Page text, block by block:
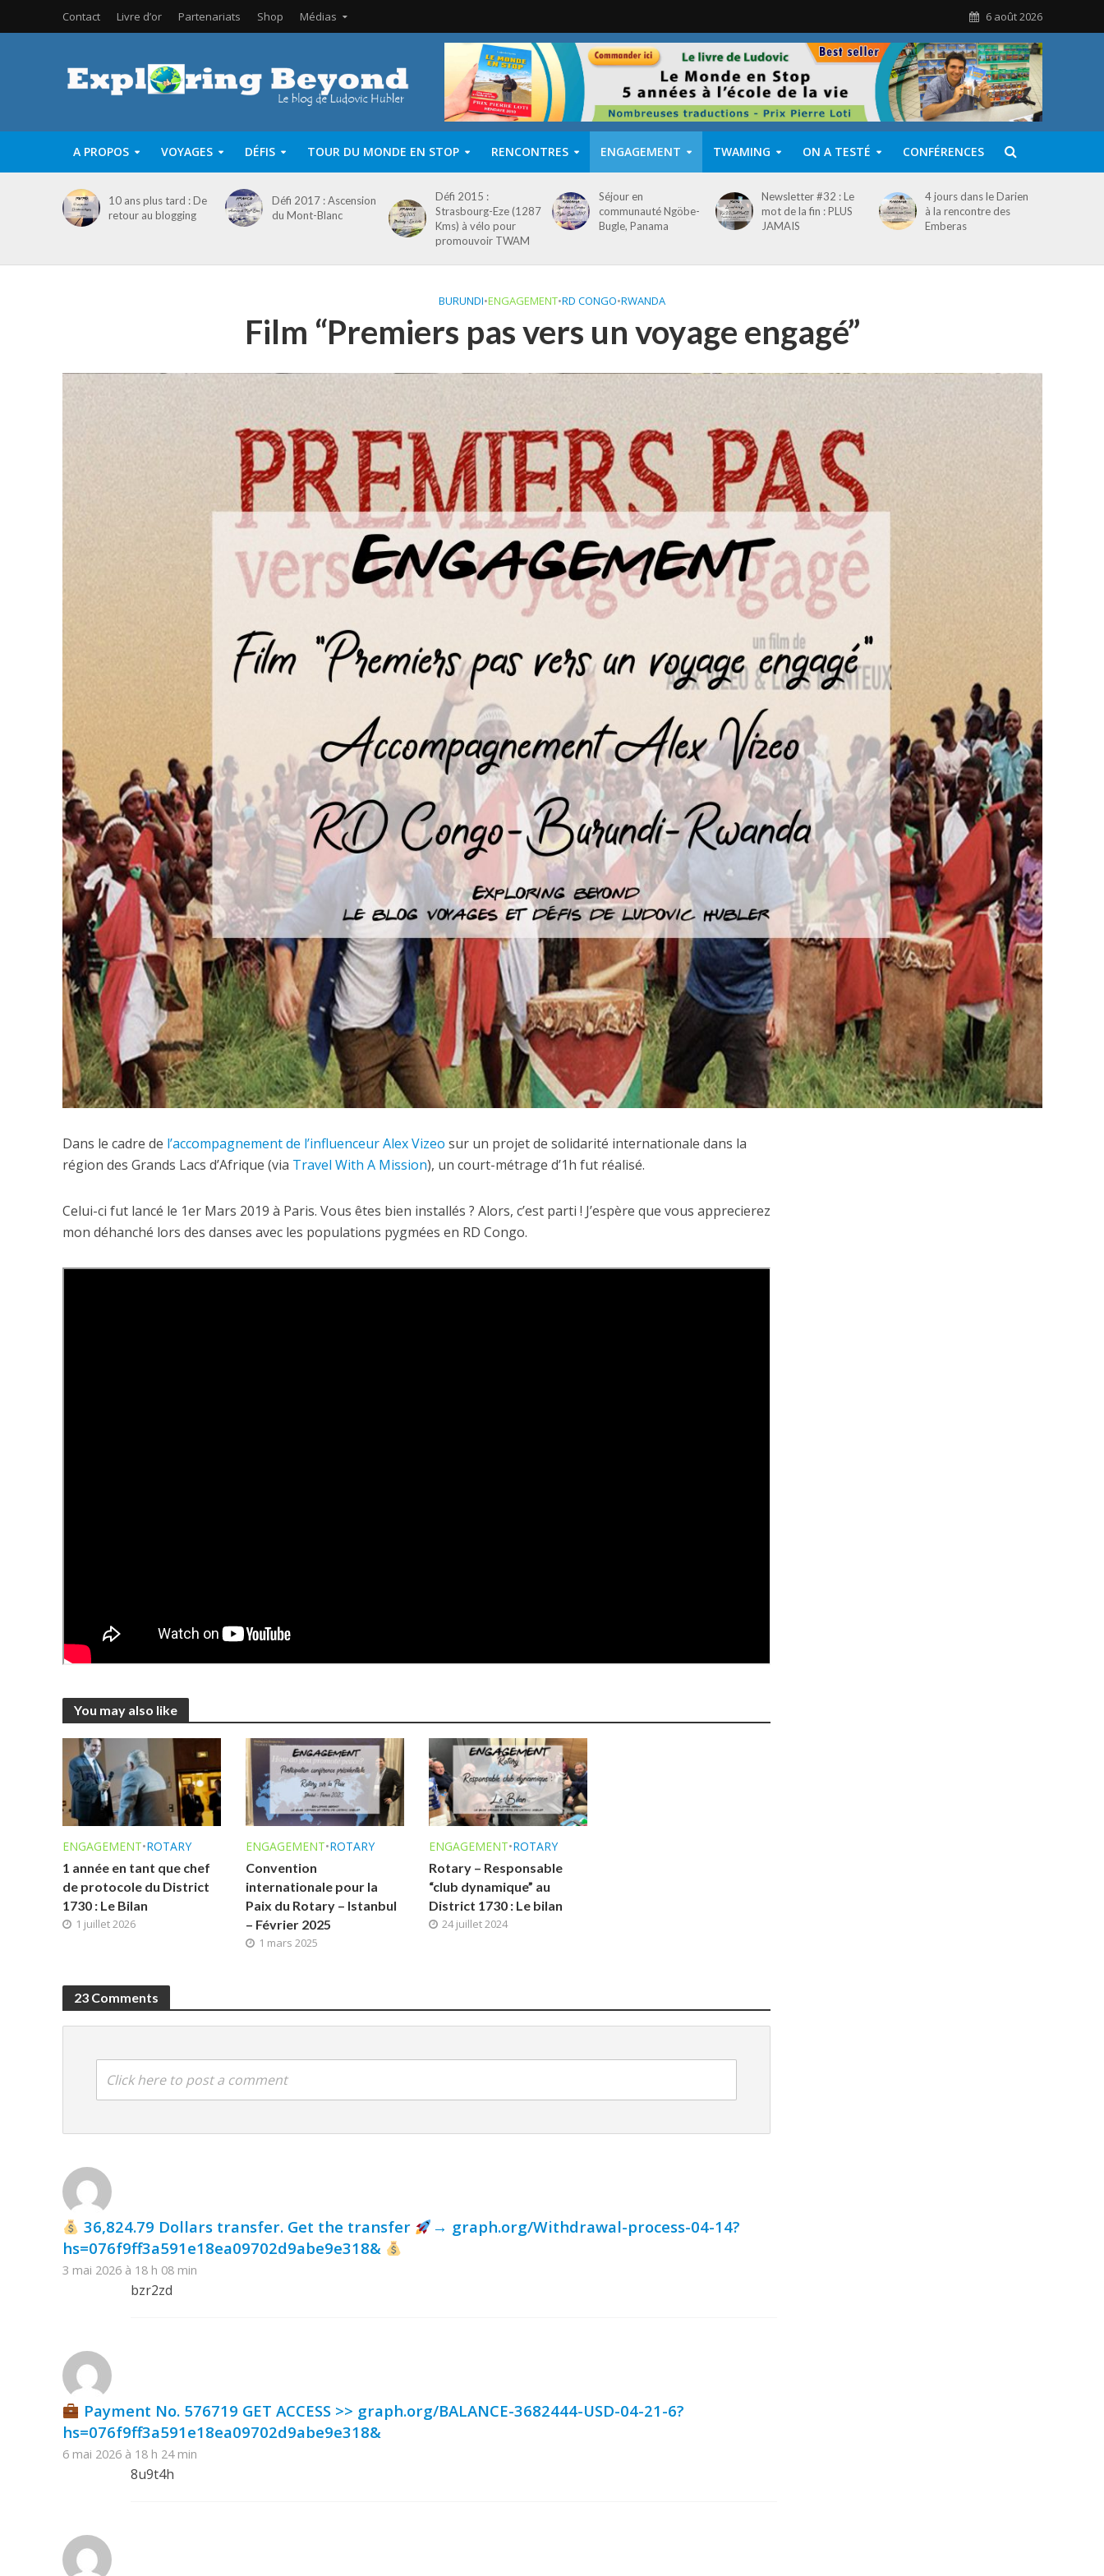
Contact Livre d’or Partenariats Shop Médias 6 août 2026
A PROPOS VOYAGES DÉFIS TOUR DU MONDE EN STOP RENCONTRES ENGAGEMENT TWAMING ON A TESTÉ CONFÉRENCES
10 ans plus tard : De
retour au blogging
Défi 2017 : Ascension
du Mont-Blanc
Défi 2015 :
Strasbourg-Eze (1287
Kms) à vélo pour
promouvoir TWAM
Séjour en
communauté Ngöbe-
Bugle, Panama
Newsletter #32 : Le
mot de la fin : PLUS
JAMAIS
4 jours dans le Darien
à la rencontre des
Emberas
BURUNDI•ENGAGEMENT•RD CONGO•RWANDA
Film “Premiers pas vers un voyage engagé”
Dans le cadre de l’accompagnement de l’influenceur Alex Vizeo sur un projet de solidarité internationale dans la
région des Grands Lacs d’Afrique (via Travel With A Mission), un court-métrage d’1h fut réalisé.
Celui-ci fut lancé le 1er Mars 2019 à Paris. Vous êtes bien installés ? Alors, c’est parti ! J’espère que vous apprecierez
mon déhanché lors des danses avec les populations pygmées en RD Congo.
You may also like
ENGAGEMENT•ROTARY
1 année en tant que chef
de protocole du District
1730 : Le Bilan
1 juillet 2026
ENGAGEMENT•ROTARY
Convention
internationale pour la
Paix du Rotary – Istanbul
– Février 2025
1 mars 2025
ENGAGEMENT•ROTARY
Rotary – Responsable
“club dynamique” au
District 1730 : Le bilan
24 juillet 2024
23 Comments
Click here to post a comment
36,824.79 Dollars transfer. Get the transfer
→ graph.org/Withdrawal-process-04-14?
hs=076f9ff3a591e18ea09702d9abe9e318&
3 mai 2026 à 18 h 08 min
bzr2zd
Payment No. 576719 GET ACCESS >> graph.org/BALANCE-3682444-USD-04-21-6?
hs=076f9ff3a591e18ea09702d9abe9e318&
6 mai 2026 à 18 h 24 min
8u9t4h